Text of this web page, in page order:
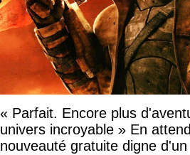
« Parfait. Encore plus
univers incroyable » En
nouveauté gratuite digne